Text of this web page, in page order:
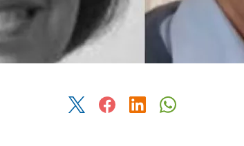
Deel dit artikel via Twitter
Deel dit artikel via
Deel dit artikel